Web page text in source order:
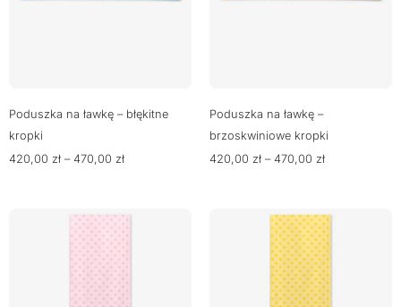
Poduszka na ławkę – błękitne
kropki
420,00 zł – 470,00 zł
Poduszka na ławkę –
brzoskwiniowe kropki
420,00 zł – 470,00 zł